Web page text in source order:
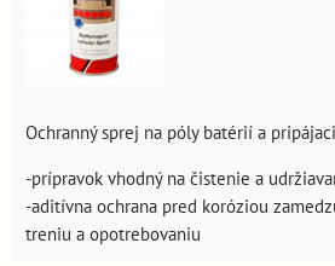
Ochranný sprej na póly batérií a
-prípravok vhodný na čistenie a
-aditívna ochrana pred koróziou
treniu a opotrebovaniu